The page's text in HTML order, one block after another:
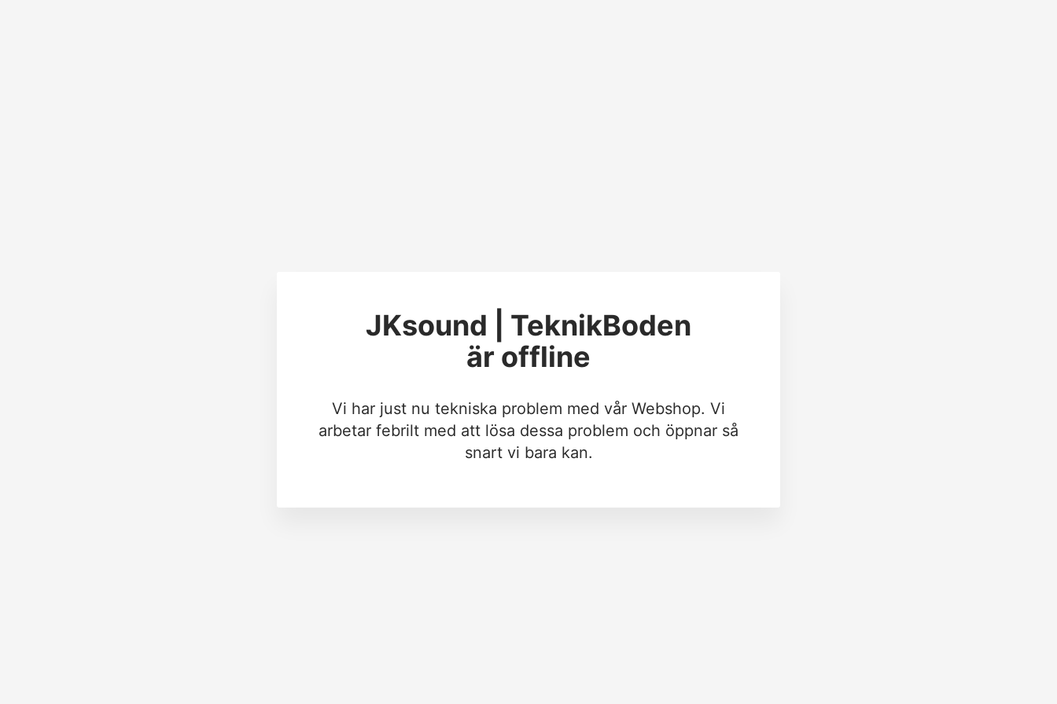
JKsound | TeknikBoden
är offline
Vi har just nu tekniska problem med vår Webshop. Vi
arbetar febrilt med att lösa dessa problem och öppnar så
snart vi bara kan.